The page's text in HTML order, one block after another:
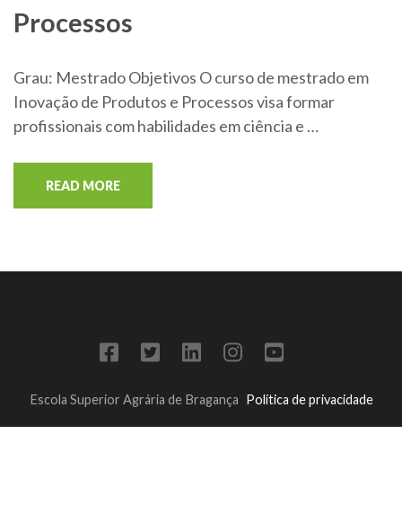
Processos
Grau: Mestrado Objetivos O curso de mestrado em
Inovação de Produtos e Processos visa formar
profissionais com habilidades em ciência e …
READ MORE
Escola Superior Agrária de Bragança Política de privacidade